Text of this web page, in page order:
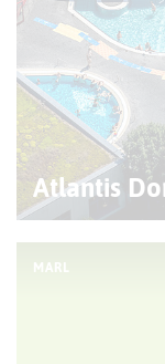
Atlantis
MARL